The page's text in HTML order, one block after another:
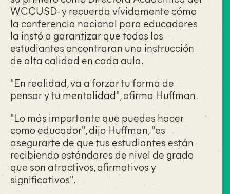
WCCUSD- y recuerda vívidamente cómo
la conferencia nacional para educadores
la instó a garantizar que todos los
estudiantes encontraran una instrucción
de alta calidad en cada aula.
"En realidad, va a forzar tu forma de
pensar y tu mentalidad", afirma Huffman.
"Lo más importante que puedes hacer
como educador", dijo Huffman, "es
asegurarte de que tus estudiantes están
recibiendo estándares de nivel de grado
que son atractivos, afirmativos y
significativos".